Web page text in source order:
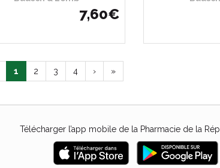
7,60€
1 2 3 4 › »
Télécharger l’app mobile de la Pharmacie de la